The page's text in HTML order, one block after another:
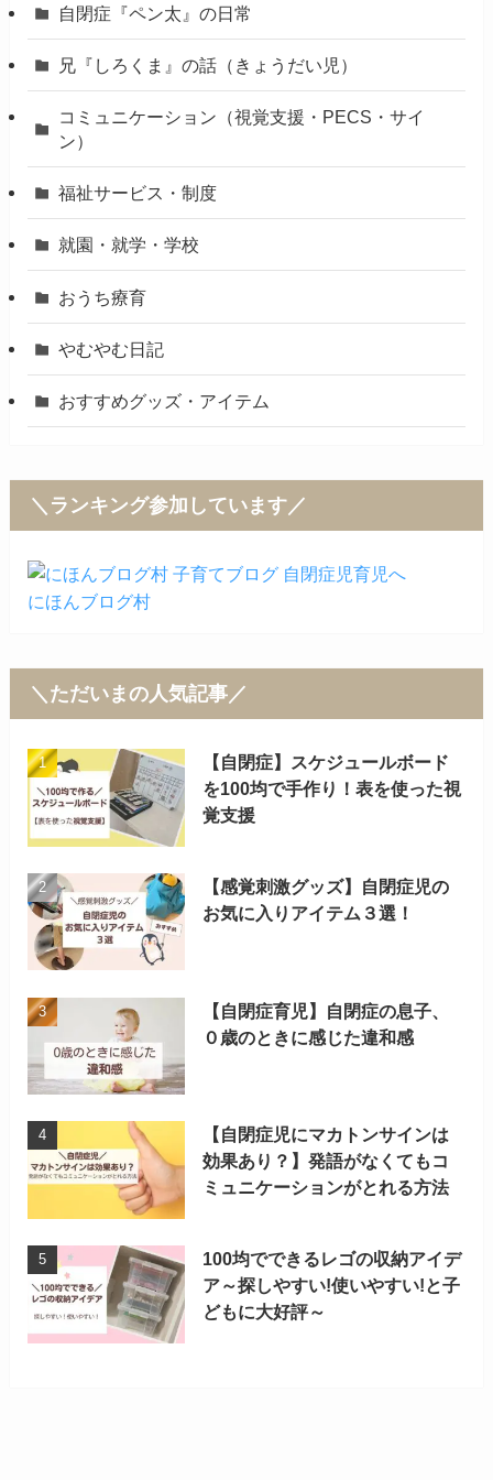
自閉症『ペン太』の日常
兄『しろくま』の話（きょうだい児）
コミュニケーション（視覚支援・PECS・サイ
ン）
福祉サービス・制度
就園・就学・学校
おうち療育
やむやむ日記
おすすめグッズ・アイテム
＼ランキング参加しています／
にほんブログ村
＼ただいまの人気記事／
【自閉症】スケジュールボード
を100均で手作り！表を使った視
覚支援
【感覚刺激グッズ】自閉症児の
お気に入りアイテム３選！
【自閉症育児】自閉症の息子、
０歳のときに感じた違和感
【自閉症児にマカトンサインは
効果あり？】発語がなくてもコ
ミュニケーションがとれる方法
100均でできるレゴの収納アイデ
ア～探しやすい!使いやすい!と子
どもに大好評～